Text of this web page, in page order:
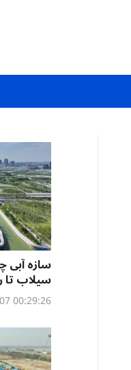
سازه آبی
سیلاب تا
00:29:26 2026-08-07